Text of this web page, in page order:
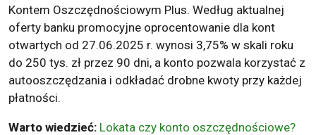
Kontem Oszczędnościowym Plus. Według aktualnej
oferty banku promocyjne oprocentowanie dla kont
otwartych od 27.06.2025 r. wynosi 3,75% w skali roku
do 250 tys. zł przez 90 dni, a konto pozwala korzystać z
autooszczędzania i odkładać drobne kwoty przy każdej
płatności.
Warto wiedzieć: Lokata czy konto oszczędnościowe?